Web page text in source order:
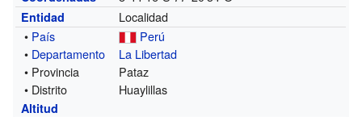
Entidad
Localidad
• País
Perú
• Departamento
La Libertad
• Provincia
Pataz
• Distrito
Huaylillas
Altitud